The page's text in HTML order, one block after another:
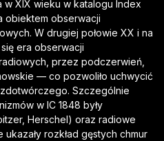
w XIX wieku w katalogu Index
obiektem obserwacji
W drugiej połowie XX i na
era obserwacji
przez podczerwień,
— co pozwoliło uchwycić
Szczególnie
w IC 1848 były
Herschel) oraz radiowe
rozkład gęstych chmur